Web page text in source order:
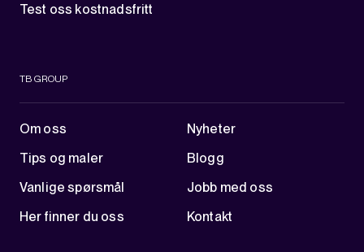
Test oss kostnadsfritt
TB GROUP
Om oss
Nyheter
Tips og maler
Blogg
Vanlige spørsmål
Jobb med oss
Her finner du oss
Kontakt